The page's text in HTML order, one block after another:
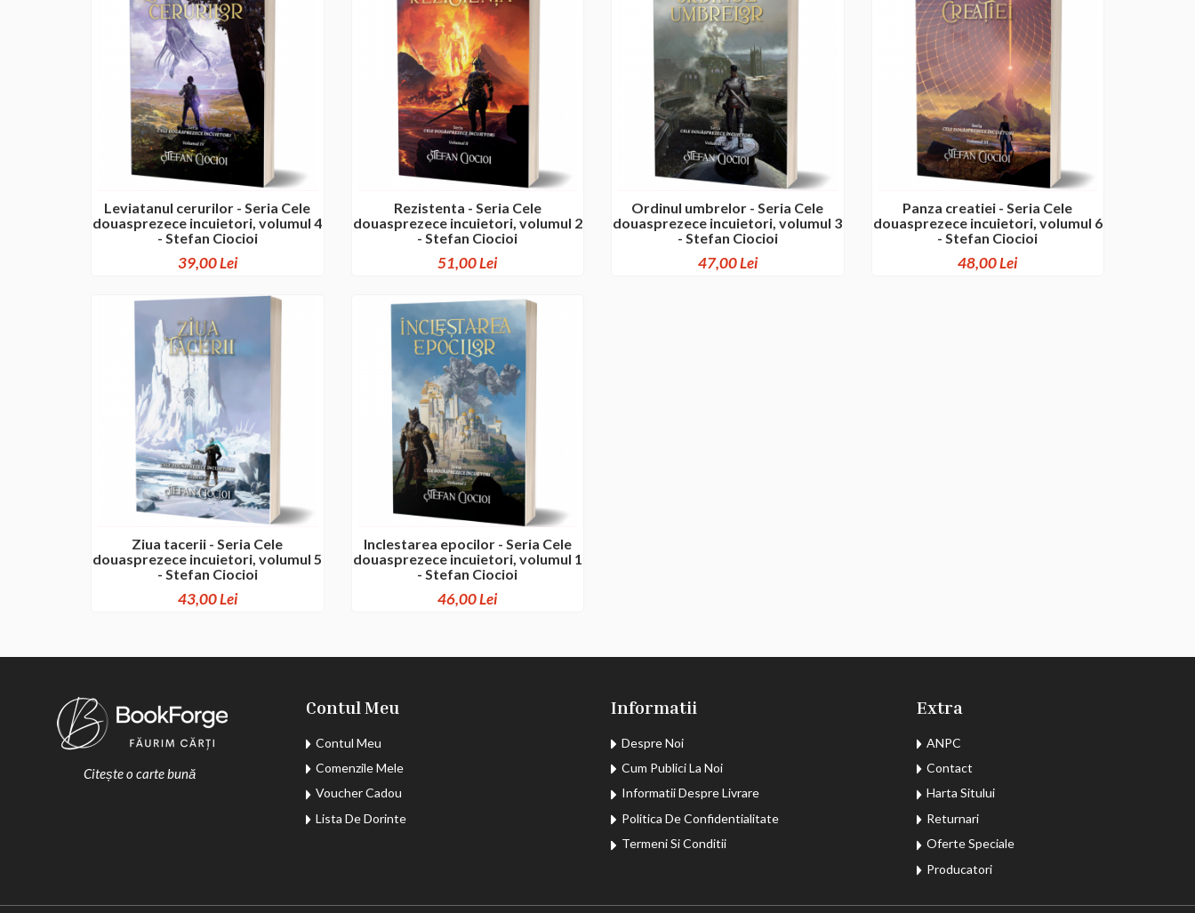
Leviatanul cerurilor - Seria Cele
douasprezece incuietori, volumul 4
- Stefan Ciocioi
39,00 Lei
Rezistenta - Seria Cele
douasprezece incuietori, volumul 2
- Stefan Ciocioi
51,00 Lei
Ordinul umbrelor - Seria Cele
douasprezece incuietori, volumul 3
- Stefan Ciocioi
47,00 Lei
Panza creatiei - Seria Cele
douasprezece incuietori, volumul 6
- Stefan Ciocioi
48,00 Lei
Ziua tacerii - Seria Cele
douasprezece incuietori, volumul 5
- Stefan Ciocioi
43,00 Lei
Inclestarea epocilor - Seria Cele
douasprezece incuietori, volumul 1
- Stefan Ciocioi
46,00 Lei
Citește o carte bună
Contul Meu
Contul Meu
Comenzile Mele
Voucher Cadou
Lista De Dorinte
Informatii
Despre Noi
Cum Publici La Noi
Informatii Despre Livrare
Politica De Confidentialitate
Termeni Si Conditii
Extra
ANPC
Contact
Harta Sitului
Returnari
Oferte Speciale
Producatori